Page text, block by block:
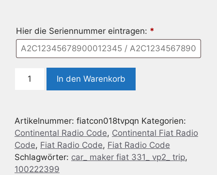
Hier die Seriennummer eintragen: *
Code
Continental
Car
Maker
Fiat
331
In den Warenkorb
Artikelnummer: fiatcon018tvpqn Kategorien:
Continental Radio Code, Continental Fiat Radio
Code, Fiat Radio Code, Fiat Radio Code
Schlagwörter: car_ maker fiat 331_ vp2_ trip,
100222399